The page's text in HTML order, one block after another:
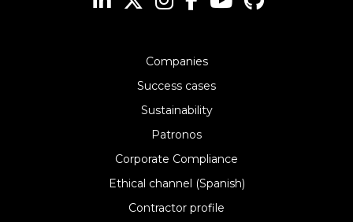
Companies
Success cases
Sustainability
Patronos
Corporate Compliance
Ethical channel (Spanish)
Contractor profile